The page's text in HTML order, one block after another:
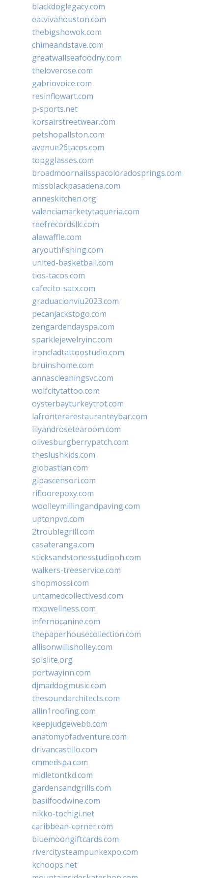
blackdoglegacy.com
eatvivahouston.com
thebigshowok.com
chimeandstave.com
greatwallseafoodny.com
theloverose.com
gabriovoice.com
resinflowart.com
p-sports.net
korsairstreetwear.com
petshopallston.com
avenue26tacos.com
topgglasses.com
broadmoornailsspacoloradosprings.com
missblackpasadena.com
anneskitchen.org
valenciamarketytaqueria.com
reefrecordsllc.com
alawaffle.com
aryouthfishing.com
united-basketball.com
tios-tacos.com
cafecito-satx.com
graduacionviu2023.com
pecanjackstogo.com
zengardendayspa.com
sparklejewelryinc.com
ironcladtattoostudio.com
bruinshome.com
annascleaningsvc.com
wolfcitytattoo.com
oysterbayturkeytrot.com
lafronterarestauranteybar.com
lilyandrosetearoom.com
olivesburgberrypatch.com
theslushkids.com
giobastian.com
glpascensori.com
rifloorepoxy.com
woolleymillingandpaving.com
uptonpvd.com
2troublegrill.com
casateranga.com
sticksandstonesstudiooh.com
walkers-treeservice.com
shopmossi.com
untamedcollectivesd.com
mxpwellness.com
infernocanine.com
thepaperhousecollection.com
allisonwillisholley.com
solslite.org
portwayinn.com
djmaddogmusic.com
thesoundarchitects.com
allin1roofing.com
keepjudgewebb.com
anatomyofadventure.com
drivancastillo.com
cmmedspa.com
midletontkd.com
gardensandgrills.com
basilfoodwine.com
nikko-tochigi.net
caribbean-corner.com
bluemoongiftcards.com
rivercitysteampunkexpo.com
kchoops.net